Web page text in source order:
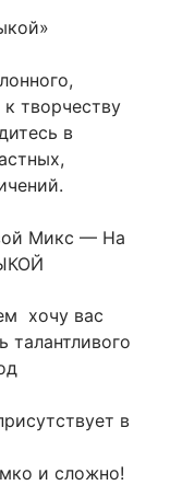
творчеству
в
Микс — На
хочу вас
талантливого
в
и сложно!